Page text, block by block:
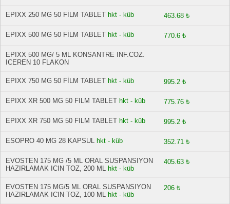
EPIXX 250 MG 50 FİLM TABLET hkt - küb 463.68 ₺
EPIXX 500 MG 50 FİLM TABLET hkt - küb 770.6 ₺
EPIXX 500 MG/ 5 ML KONSANTRE INF.COZ.
ICEREN 10 FLAKON
EPIXX 750 MG 50 FİLM TABLET hkt - küb 995.2 ₺
EPIXX XR 500 MG 50 FILM TABLET hkt - küb 775.76 ₺
EPIXX XR 750 MG 50 FILM TABLET hkt - küb 995.2 ₺
ESOPRO 40 MG 28 KAPSUL hkt - küb 352.71 ₺
EVOSTEN 175 MG /5 ML ORAL SUSPANSIYON
HAZIRLAMAK ICIN TOZ, 200 ML hkt - küb
405.63 ₺
EVOSTEN 175 MG/5 ML ORAL SUSPANSIYON
HAZIRLAMAK ICIN TOZ, 100 ML hkt - küb
206 ₺